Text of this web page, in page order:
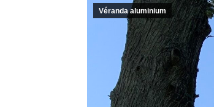
Véranda aluminium